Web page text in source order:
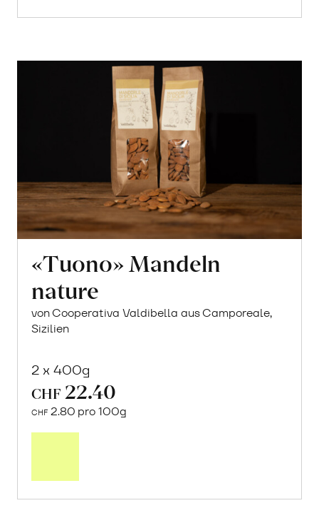
«Tuono» Mandeln
nature
von Cooperativa Valdibella aus Camporeale,
Sizilien
2 x 400g
CHF 22.40
CHF 2.80 pro 100g